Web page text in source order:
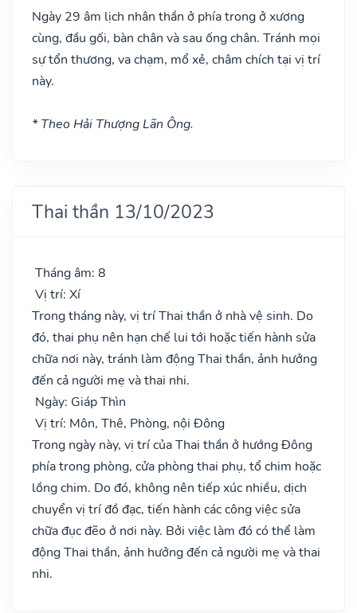
Ngày 29 âm lịch nhân thần ở phía trong ở xương
cùng, đầu gối, bàn chân và sau ống chân. Tránh mọi
sự tổn thương, va chạm, mổ xẻ, châm chích tại vị trí
này.
* Theo Hải Thượng Lãn Ông.
Thai thần 13/10/2023
Tháng âm: 8
Vị trí: Xí
Trong tháng này, vị trí Thai thần ở nhà vệ sinh. Do
đó, thai phụ nên hạn chế lui tới hoặc tiến hành sửa
chữa nơi này, tránh làm động Thai thần, ảnh hưởng
đến cả người mẹ và thai nhi.
Ngày: Giáp Thìn
Vị trí: Môn, Thê, Phòng, nội Đông
Trong ngày này, vị trí của Thai thần ở hướng Đông
phía trong phòng, cửa phòng thai phụ, tổ chim hoặc
lồng chim. Do đó, không nên tiếp xúc nhiều, dịch
chuyển vị trí đồ đạc, tiến hành các công việc sửa
chữa đục đẽo ở nơi này. Bởi việc làm đó có thể làm
động Thai thần, ảnh hưởng đến cả người mẹ và thai
nhi.